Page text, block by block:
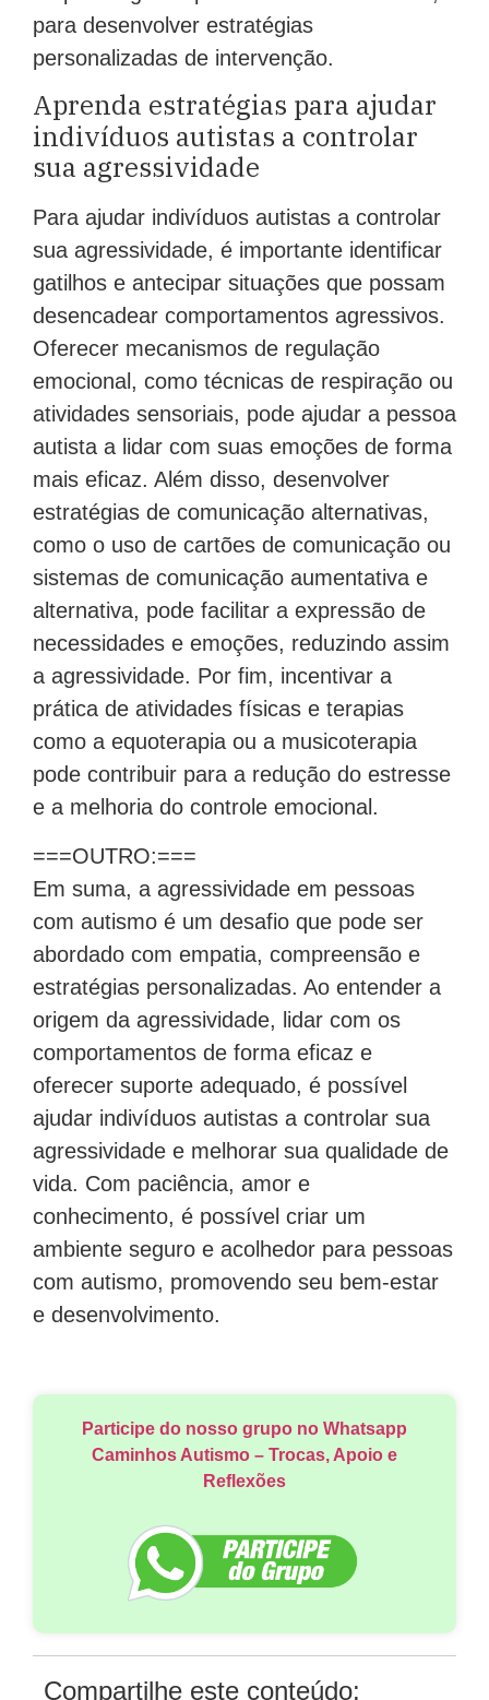
para desenvolver estratégias
personalizadas de intervenção.
Aprenda estratégias para ajudar
indivíduos autistas a controlar
sua agressividade
Para ajudar indivíduos autistas a controlar
sua agressividade, é importante identificar
gatilhos e antecipar situações que possam
desencadear comportamentos agressivos.
Oferecer mecanismos de regulação
emocional, como técnicas de respiração ou
atividades sensoriais, pode ajudar a pessoa
autista a lidar com suas emoções de forma
mais eficaz. Além disso, desenvolver
estratégias de comunicação alternativas,
como o uso de cartões de comunicação ou
sistemas de comunicação aumentativa e
alternativa, pode facilitar a expressão de
necessidades e emoções, reduzindo assim
a agressividade. Por fim, incentivar a
prática de atividades físicas e terapias
como a equoterapia ou a musicoterapia
pode contribuir para a redução do estresse
e a melhoria do controle emocional.
===OUTRO:===
Em suma, a agressividade em pessoas
com autismo é um desafio que pode ser
abordado com empatia, compreensão e
estratégias personalizadas. Ao entender a
origem da agressividade, lidar com os
comportamentos de forma eficaz e
oferecer suporte adequado, é possível
ajudar indivíduos autistas a controlar sua
agressividade e melhorar sua qualidade de
vida. Com paciência, amor e
conhecimento, é possível criar um
ambiente seguro e acolhedor para pessoas
com autismo, promovendo seu bem-estar
e desenvolvimento.
Participe do nosso grupo no Whatsapp
Caminhos Autismo – Trocas, Apoio e
Reflexões
Compartilhe este conteúdo: